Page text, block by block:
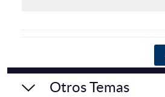
Otros Temas